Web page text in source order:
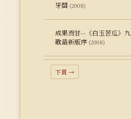
牙關 (2008)
成果而甘--《白玉苦瓜》九
歌最新版序 (2008)
下頁 →